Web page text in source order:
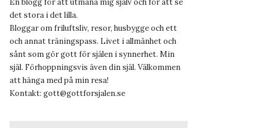
En blogg för att utmana mig själv och för att se
det stora i det lilla.
Bloggar om friluftsliv, resor, husbygge och ett
och annat träningspass. Livet i allmänhet och
sånt som gör gott för själen i synnerhet. Min
själ. Förhoppningsvis även din själ. Välkommen
att hänga med på min resa!
Kontakt: gott@gottforsjalen.se